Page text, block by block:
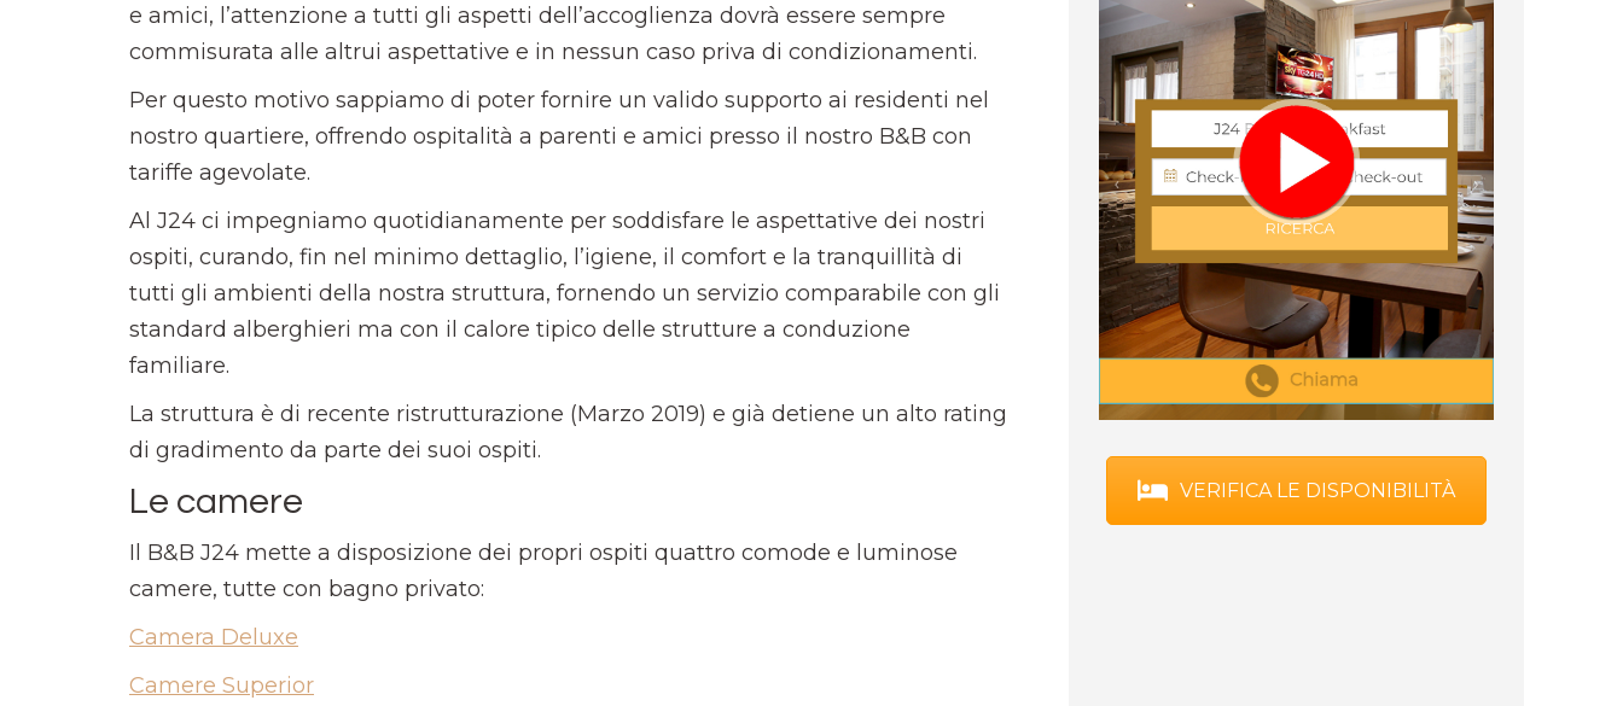
e amici, l’attenzione a tutti gli aspetti dell’accoglienza dovrà essere sempre
commisurata alle altrui aspettative e in nessun caso priva di condizionamenti.
Per questo motivo sappiamo di poter fornire un valido supporto ai residenti nel
nostro quartiere, offrendo ospitalità a parenti e amici presso il nostro B&B con
tariffe agevolate.
Al J24 ci impegniamo quotidianamente per soddisfare le aspettative dei nostri
ospiti, curando, fin nel minimo dettaglio, l’igiene, il comfort e la tranquillità di
tutti gli ambienti della nostra struttura, fornendo un servizio comparabile con gli
standard alberghieri ma con il calore tipico delle strutture a conduzione
familiare.
La struttura è di recente ristrutturazione (Marzo 2019) e già detiene un alto rating
di gradimento da parte dei suoi ospiti.
Le camere
Il B&B J24 mette a disposizione dei propri ospiti quattro comode e luminose
camere, tutte con bagno privato:
Camera Deluxe
Camere Superior
VERIFICA LE DISPONIBILITÀ